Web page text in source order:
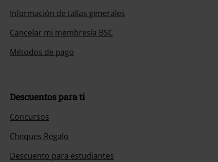
Información de tallas generales
Cancelar mi membresía BSC
Métodos de pago
Descuentos para ti
Concursos
Cheques Regalo
Descuento para estudiantes